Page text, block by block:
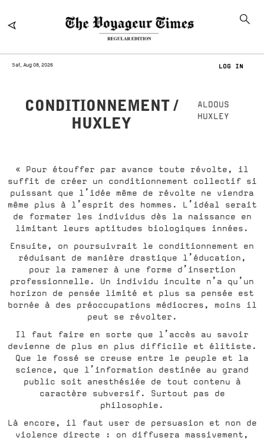
Sat, Aug 08, 2026 LOG IN
CONDITIONNEMENT /
HUXLEY
ALDOUS
HUXLEY
« Pour étouffer par avance toute révolte, il
suffit de créer un conditionnement collectif si
puissant que l’idée même de révolte ne viendra
même plus à l’esprit des hommes. L’idéal serait
de formater les individus dès la naissance en
limitant leurs aptitudes biologiques innées.
Ensuite, on poursuivrait le conditionnement en
réduisant de manière drastique l’éducation,
pour la ramener à une forme d’insertion
professionnelle. Un individu inculte n’a qu’un
horizon de pensée limité et plus sa pensée est
bornée à des préoccupations médiocres, moins il
peut se révolter.
Il faut faire en sorte que l’accès au savoir
devienne de plus en plus difficile et élitiste.
Que le fossé se creuse entre le peuple et la
science, que l’information destinée au grand
public soit anesthésiée de tout contenu à
caractère subversif. Surtout pas de
philosophie.
Là encore, il faut user de persuasion et non de
violence directe : on diffusera massivement,